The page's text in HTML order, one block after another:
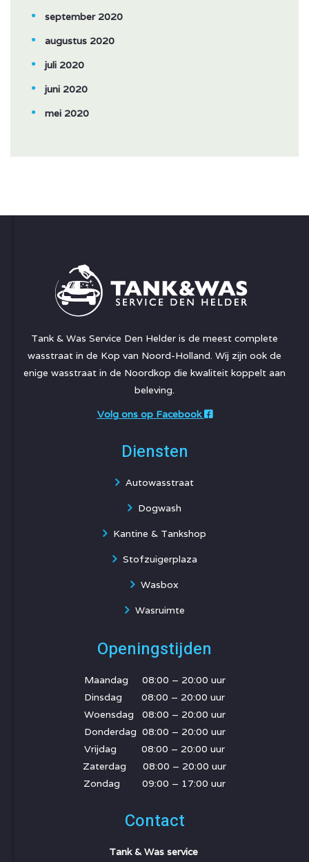
september 2020
augustus 2020
juli 2020
juni 2020
mei 2020
Tank & Was Service Den Helder is de meest complete
wasstraat in de Kop van Noord-Holland. Wij zijn ook de
enige wasstraat in de Noordkop die kwaliteit koppelt aan
beleving.
Volg ons op Facebook
Diensten
Autowasstraat
Dogwash
Kantine & Tankshop
Stofzuigerplaza
Wasbox
Wasruimte
Openingstijden
Maandag 08:00 – 20:00 uur
Dinsdag 08:00 – 20:00 uur
Woensdag 08:00 – 20:00 uur
Donderdag 08:00 – 20:00 uur
Vrijdag 08:00 – 20:00 uur
Zaterdag 08:00 – 20:00 uur
Zondag 09:00 – 17:00 uur
Contact
Tank & Was service